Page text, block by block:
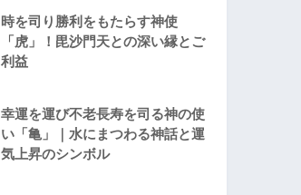
時を司り勝利をもたらす神使
「虎」！毘沙門天との深い縁とご
利益
幸運を運び不老長寿を司る神の使
い「亀」｜水にまつわる神話と運
気上昇のシンボル